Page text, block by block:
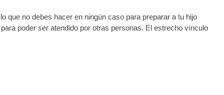
que no debes hacer en ningún caso para preparar a tu hijo
poder ser atendido por otras personas. El estrecho vínculo